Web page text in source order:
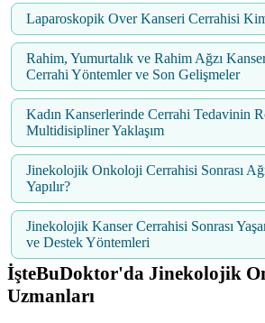
Laparoskopik Over Kanseri Cerrahisi
Rahim, Yumurtalık ve Rahim Ağzı
Cerrahi Yöntemler ve Son Gelişmeler
Kadın Kanserlerinde Cerrahi Tedavinin
Multidisipliner Yaklaşım
Jinekolojik Onkoloji Cerrahisi Sonrası
Yapılır?
Jinekolojik Kanser Cerrahisi Sonrası
ve Destek Yöntemleri
İşteBuDoktor'da Jinekolojik
Uzmanları